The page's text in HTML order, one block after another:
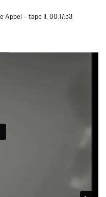
Appel – tape II, 00:17:53